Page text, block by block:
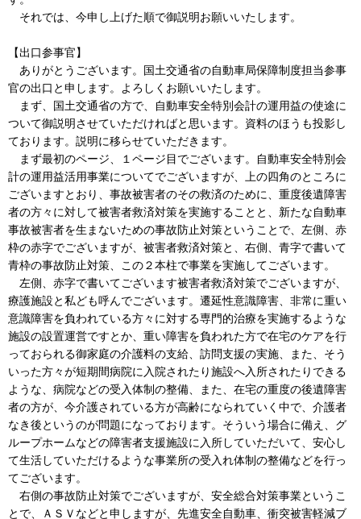
それでは、今申し上げた順で御説明お願いいたします。
【出口参事官】
ありがとうございます。国土交通省の自動車局保障制度担当参事
官の出口と申します。よろしくお願いいたします。
まず、国土交通省の方で、自動車安全特別会計の運用益の使途に
ついて御説明させていただければと思います。資料のほうも投影し
ております。説明に移らせていただきます。
まず最初のページ、１ページ目でございます。自動車安全特別会
計の運用益活用事業についてでございますが、上の四角のところに
ございますとおり、事故被害者のその救済のために、重度後遺障害
者の方々に対して被害者救済対策を実施することと、新たな自動車
事故被害者を生まないための事故防止対策ということで、左側、赤
枠の赤字でございますが、被害者救済対策と、右側、青字で書いて
青枠の事故防止対策、この２本柱で事業を実施してございます。
左側、赤字で書いてございます被害者救済対策でございますが、
療護施設と私ども呼んでございます。遷延性意識障害、非常に重い
意識障害を負われている方々に対する専門的治療を実施するような
施設の設置運営ですとか、重い障害を負われた方で在宅のケアを行
っておられる御家庭の介護料の支給、訪問支援の実施、また、そう
いった方々が短期間病院に入院されたり施設へ入所されたりできる
ような、病院などの受入体制の整備、また、在宅の重度の後遺障害
者の方が、今介護されている方が高齢になられていく中で、介護者
なき後というのが問題になっております。そういう場合に備え、グ
ループホームなどの障害者支援施設に入所していただいて、安心し
て生活していただけるような事業所の受入れ体制の整備などを行っ
てございます。
右側の事故防止対策でございますが、安全総合対策事業というこ
とで、ＡＳＶなどと申しますが、先進安全自動車、衝突被害軽減ブ